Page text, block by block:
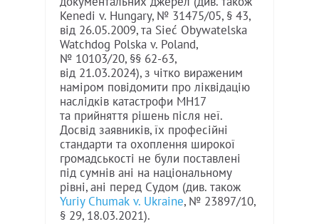
Kenedi v. Hungary, № 31475/05, § 43,
від 26.05.2009, та Sieć Obywatelska
Watchdog Polska v. Poland,
№ 10103/20, §§ 62-63,
від 21.03.2024), з чітко вираженим
наміром повідомити про ліквідацію
наслідків катастрофи MH17
та прийняття рішень після неї.
Досвід заявників, їх професійні
стандарти та охоплення широкої
громадськості не були поставлені
під сумнів ані на національному
рівні, ані перед Судом (див. також
Yuriy Chumak v. Ukraine, № 23897/10,
§ 29, 18.03.2021).